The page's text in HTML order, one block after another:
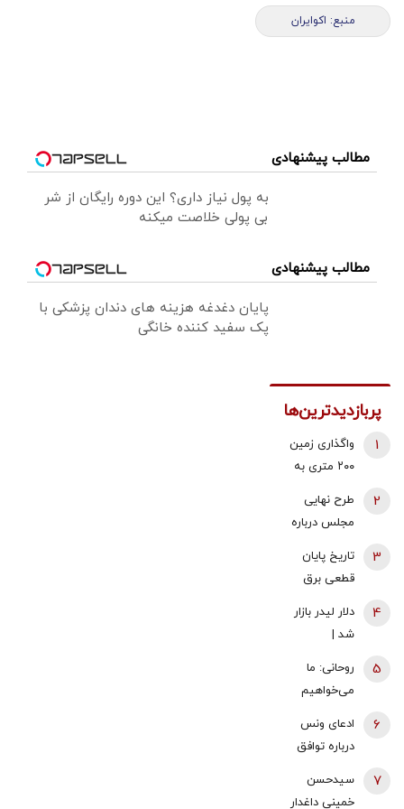
منبع: اکوایران
مطالب پیشنهادی
به پول نیاز داری؟ این دوره رایگان از شر
بی پولی خلاصت میکنه
مطالب پیشنهادی
پایان دغدغه هزینه های دندان پزشکی با
پک سفید کننده خانگی
پربازدیدترین‌ها
واگذاری زمین
۲۰۰ متری به
شد
1
طرح نهایی
مجلس درباره
بنزین اعلام شد
2
تاریخ پایان
قطعی برق
3
دلار لیدر بازار
شد |
سکه ۱۸۶
میلیون تومان
4
روحانی: ما
می‌خواهیم
کویت و امارات
اجازه دادند
5
ادعای ونس
درباره توافق
6
سیدحسن
خمینی داغدار
7